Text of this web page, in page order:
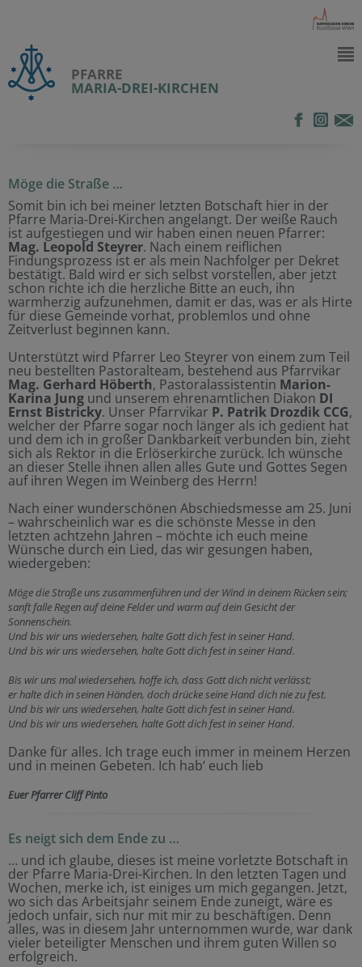
PFARRE
MARIA-DREI-KIRCHEN
Möge die Straße …
Somit bin ich bei meiner letzten Botschaft hier in der
Pfarre Maria-Drei-Kirchen angelangt. Der weiße Rauch
ist aufgestiegen und wir haben einen neuen Pfarrer:
Mag. Leopold Steyrer. Nach einem reiflichen
Findungsprozess ist er als mein Nachfolger per Dekret
bestätigt. Bald wird er sich selbst vorstellen, aber jetzt
schon richte ich die herzliche Bitte an euch, ihn
warmherzig aufzunehmen, damit er das, was er als Hirte
für diese Gemeinde vorhat, problemlos und ohne
Zeitverlust beginnen kann.
Unterstützt wird Pfarrer Leo Steyrer von einem zum Teil
neu bestellten Pastoralteam, bestehend aus Pfarrvikar
Mag. Gerhard Höberth, Pastoralassistentin Marion-
Karina Jung und unserem ehrenamtlichen Diakon DI
Ernst Bistricky. Unser Pfarrvikar P. Patrik Drozdik CCG,
welcher der Pfarre sogar noch länger als ich gedient hat
und dem ich in großer Dankbarkeit verbunden bin, zieht
sich als Rektor in die Erlöserkirche zurück. Ich wünsche
an dieser Stelle ihnen allen alles Gute und Gottes Segen
auf ihren Wegen im Weinberg des Herrn!
Nach einer wunderschönen Abschiedsmesse am 25. Juni
– wahrscheinlich war es die schönste Messe in den
letzten achtzehn Jahren – möchte ich euch meine
Wünsche durch ein Lied, das wir gesungen haben,
wiedergeben:
Möge die Straße uns zusammenführen und der Wind in deinem Rücken sein;
sanft falle Regen auf deine Felder und warm auf dein Gesicht der
Sonnenschein.
Und bis wir uns wiedersehen, halte Gott dich fest in seiner Hand.
Und bis wir uns wiedersehen, halte Gott dich fest in seiner Hand.
Bis wir uns mal wiedersehen, hoffe ich, dass Gott dich nicht verlässt;
er halte dich in seinen Händen, doch drücke seine Hand dich nie zu fest.
Und bis wir uns wiedersehen, halte Gott dich fest in seiner Hand.
Und bis wir uns wiedersehen, halte Gott dich fest in seiner Hand.
Danke für alles. Ich trage euch immer in meinem Herzen
und in meinen Gebeten. Ich hab‘ euch lieb
Euer Pfarrer Cliff Pinto
Es neigt sich dem Ende zu …
… und ich glaube, dieses ist meine vorletzte Botschaft in
der Pfarre Maria-Drei-Kirchen. In den letzten Tagen und
Wochen, merke ich, ist einiges um mich gegangen. Jetzt,
wo sich das Arbeitsjahr seinem Ende zuneigt, wäre es
jedoch unfair, sich nur mit mir zu beschäftigen. Denn
alles, was in diesem Jahr unternommen wurde, war dank
vieler beteiligter Menschen und ihrem guten Willen so
erfolgreich.